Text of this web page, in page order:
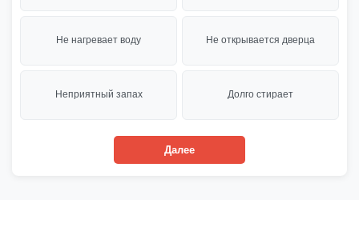
Не нагревает воду Не открывается дверца
Неприятный запах Долго стирает
Далее